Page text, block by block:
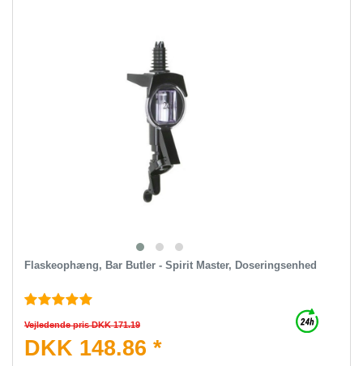
Flaskeophæng, Bar Butler - Spirit Master, Doseringsenhed
Vejledende pris DKK 171.19
DKK 148.86 *